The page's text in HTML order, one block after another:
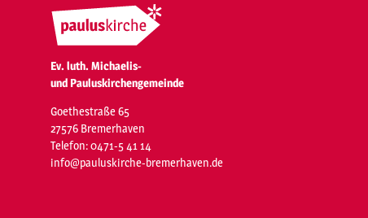
Ev. luth. Michaelis-
und Pauluskirchengemeinde
Goethestraße 65
27576 Bremerhaven
Telefon: 0471-5 41 14
info@pauluskirche-bremerhaven.de